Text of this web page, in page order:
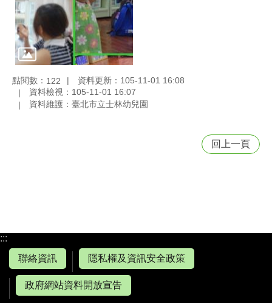
點閱數： 122
資料更新：105-11-01 16:08
資料檢視：105-11-01 16:07
資料維護：臺北市立士林幼兒園
回上一頁
:::
聯絡資訊
隱私權及資訊安全政策
政府網站資料開放宣告